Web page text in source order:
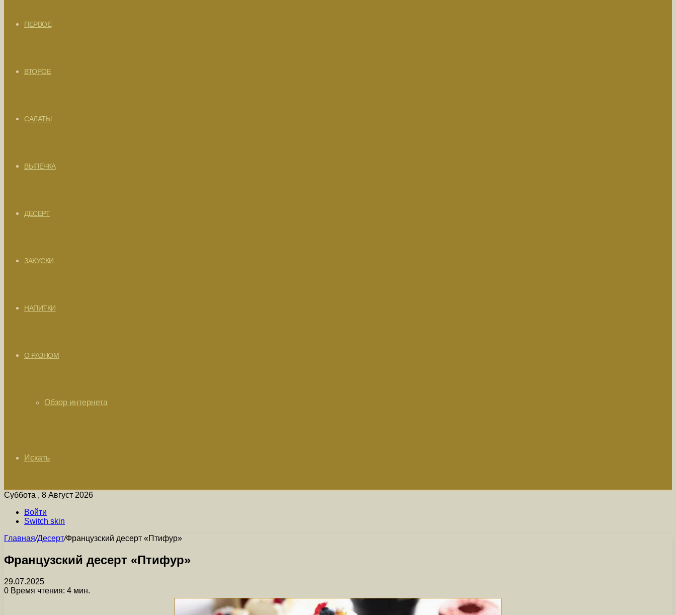
ПЕРВОЕ
ВТОРОЕ
САЛАТЫ
ВЫПЕЧКА
ДЕСЕРТ
ЗАКУСКИ
НАПИТКИ
О РАЗНОМ
Обзор интернета
Искать
Суббота , 8 Август 2026
Войти
Switch skin
Главная/Десерт/Французский десерт «Птифур»
Французский десерт «Птифур»
29.07.2025
0 Время чтения: 4 мин.